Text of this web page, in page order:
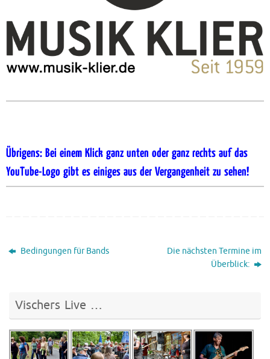
Übrigens: Bei einem Klick ganz unten oder ganz rechts auf das
YouTube-Logo gibt es einiges aus der Vergangenheit zu sehen!
Bedingungen für Bands
Die nächsten Termine im
Überblick:
Vischers Live …